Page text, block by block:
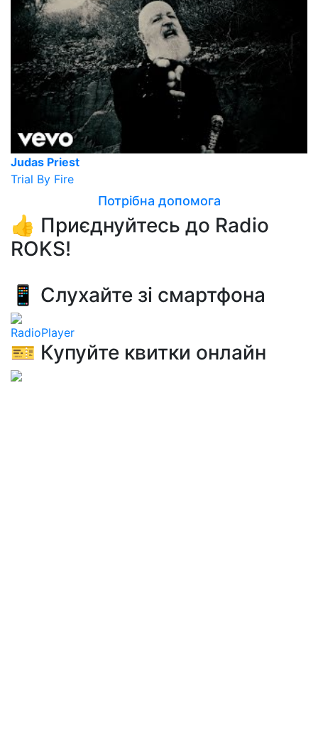
Judas Priest
Trial By Fire
Потрібна допомога
👍 Приєднуйтесь до Radio
ROKS!
📱 Слухайте зі смартфона
RadioPlayer
🎫 Купуйте квитки онлайн